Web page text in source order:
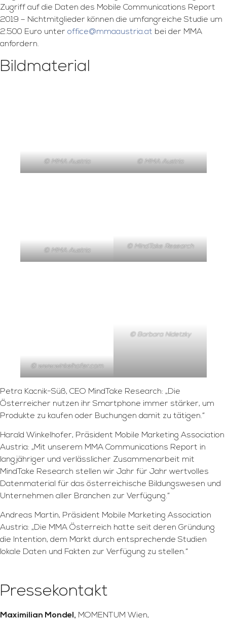
Zugriff auf die Daten des Mobile Communications Report
2019 – Nichtmitglieder können die umfangreiche Studie um
2.500 Euro unter office@mmaaustria.at bei der MMA
anfordern.
Bildmaterial
© MMA Austria © MMA Austria
© MMA Austria
© MindTake Research
© www.winkelhofer.com
© Barbara Nidetzky
Petra Kacnik-Süß, CEO MindTake Research: „Die
Österreicher nutzen ihr Smartphone immer stärker, um
Produkte zu kaufen oder Buchungen damit zu tätigen.“
Harald Winkelhofer, Präsident Mobile Marketing Association
Austria: „Mit unserem MMA Communications Report in
langjähriger und verlässlicher Zusammenarbeit mit
MindTake Research stellen wir Jahr für Jahr wertvolles
Datenmaterial für das österreichische Bildungswesen und
Unternehmen aller Branchen zur Verfügung.“
Andreas Martin, Präsident Mobile Marketing Association
Austria: „Die MMA Österreich hatte seit deren Gründung
die Intention, dem Markt durch entsprechende Studien
lokale Daten und Fakten zur Verfügung zu stellen.“
Pressekontakt
Maximilian Mondel, MOMENTUM Wien,